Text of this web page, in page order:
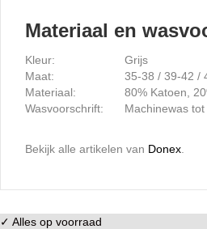
Materiaal en
Kleur:
Grijs
Maat:
35-38 / 39-42 /
Materiaal:
80% Katoen,
Wasvoorschrift:
Machinewas tot
Bekijk alle artikelen van Donex
✓ Alles op voorraad